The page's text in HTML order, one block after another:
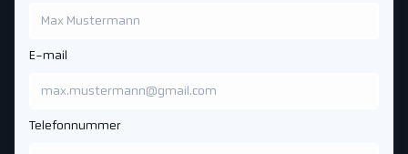
E-mail
Telefonnummer